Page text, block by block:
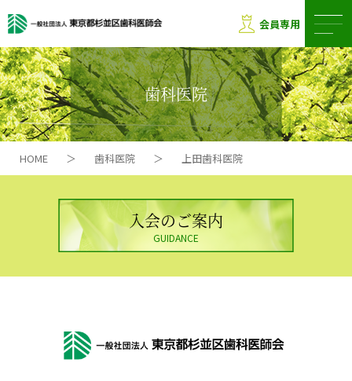
会員専用
歯科医院
HOME ＞ 歯科医院 ＞ 上田歯科医院
入会のご案内
GUIDANCE